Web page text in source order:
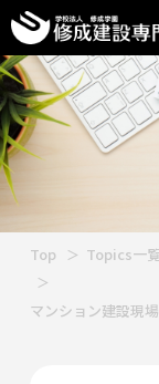
Top Topics一覧
マンション建設現